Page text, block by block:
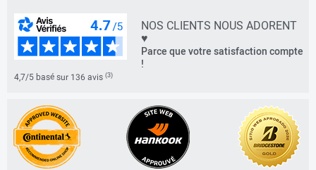
NOS CLIENTS NOUS ADORENT
♥
Parce que votre satisfaction compte
!
4,7/5 basé sur 136 avis (3)